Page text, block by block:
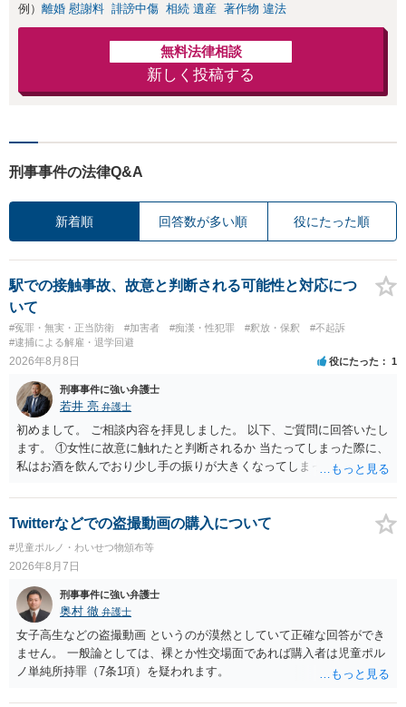
例） 離婚 慰謝料 誹謗中傷 相続 遺産 著作物 違法
無料法律相談
新しく投稿する
刑事事件の法律Q&A
新着順 回答数が多い順 役にたった順
駅での接触事故、故意と判断される可能性と対応につ
いて
#冤罪・無実・正当防衛 #加害者 #痴漢・性犯罪 #釈放・保釈
#不起訴
#逮捕による解雇・退学回避
2026年8月8日 役にたった 1
刑事事件に強い弁護士
若井 亮 弁護士
初めまして。 ご相談内容を拝見しました。 以下、ご質問に回答いたし
ます。 ①女性に故意に触れたと判断されるか 当たってしまった際に、
私はお酒を飲んでおり少し手の振りが大きくなってしまっていたこと
いた場合、故意だと判定されやすいのでしょうか？ お伺いする限り、
故意があると判断されることは無いかと思います。 ②逮捕、呼び出し
捕、呼び出しされる可能性はどれほどでしょうか？ 誤って当たってし
まっただけであり、さらにその場で女性等のアクションが無かったこ
とからすると、この後に呼び出される可能性は極めて低いと思いま
す。 ③逮捕呼び出しまでの期間 大体どれほどの期間逮捕呼び出しの可
能性があると考えれば良いのでしょうか？ 逮捕や呼び出しの可能性は
極めて低いと思います。 連絡が来ることはないでしょう。
Twitterなどでの盗撮動画の購入について
#児童ポルノ・わいせつ物頒布等
2026年8月7日
刑事事件に強い弁護士
奥村 徹 弁護士
女子高生などの盗撮動画 というのが漠然としていて正確な回答ができ
ません。 一般論としては、裸とか性交場面であれば購入者は児童ポル
ノ単純所持罪（7条1項）を疑われます。